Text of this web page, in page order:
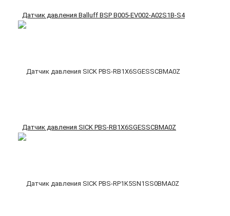
Датчик давления Balluff BSP B005-EV002-A02S1B-S4
Датчик давления SICK PBS-RB1X6SGESSCBMA0Z